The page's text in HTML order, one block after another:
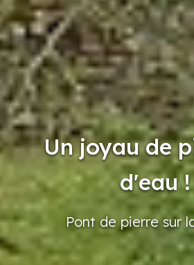
Un joyau de
d'eau !
Pont de pierre sur